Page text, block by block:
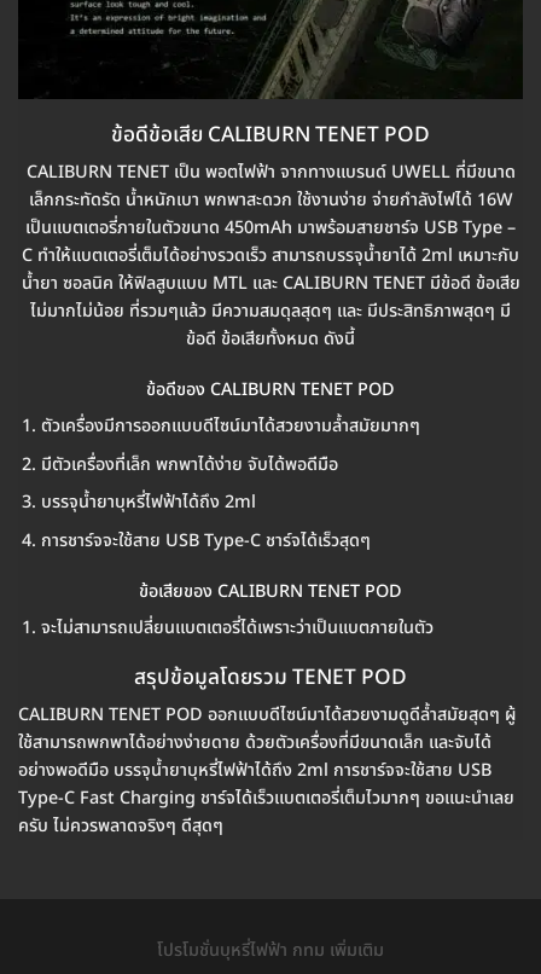
ข้อดีข้อเสีย CALIBURN TENET POD
CALIBURN TENET เป็น พอตไฟฟ้า จากทางแบรนด์ UWELL ที่มีขนาด
เล็กกระทัดรัด น้ำหนักเบา พกพาสะดวก ใช้งานง่าย จ่ายกำลังไฟได้ 16W
เป็นแบตเตอรี่ภายในตัวขนาด 450mAh มาพร้อมสายชาร์จ USB Type –
C ทำให้แบตเตอรี่เต็มได้อย่างรวดเร็ว สามารถบรรจุน้ำยาได้ 2ml เหมาะกับ
น้ำยา ซอลนิค ให้ฟิลสูบแบบ MTL และ CALIBURN TENET มีข้อดี ข้อเสีย
ไม่มากไม่น้อย ที่รวมๆแล้ว มีความสมดุลสุดๆ และ มีประสิทธิภาพสุดๆ มี
ข้อดี ข้อเสียทั้งหมด ดังนี้
ข้อดีของ CALIBURN TENET POD
ตัวเครื่องมีการออกแบบดีไซน์มาได้สวยงามล้ำสมัยมากๆ
มีตัวเครื่องที่เล็ก พกพาได้ง่าย จับได้พอดีมือ
บรรจุน้ำยาบุหรี่ไฟฟ้าได้ถึง 2ml
การชาร์จจะใช้สาย USB Type-C ชาร์จได้เร็วสุดๆ
ข้อเสียของ CALIBURN TENET POD
จะไม่สามารถเปลี่ยนแบตเตอรี่ได้เพราะว่าเป็นแบตภายในตัว
สรุปข้อมูลโดยรวม TENET POD
CALIBURN TENET POD ออกแบบดีไซน์มาได้สวยงามดูดีล้ำสมัยสุดๆ ผู้
ใช้สามารถพกพาได้อย่างง่ายดาย ด้วยตัวเครื่องที่มีขนาดเล็ก และจับได้
อย่างพอดีมือ บรรจุน้ำยาบุหรี่ไฟฟ้าได้ถึง 2ml การชาร์จจะใช้สาย USB
Type-C Fast Charging ชาร์จได้เร็วแบตเตอรี่เต็มไวมากๆ ขอแนะนำเลย
ครับ ไม่ควรพลาดจริงๆ ดีสุดๆ
โปรโมชั่นบุหรี่ไฟฟ้า กทม เพิ่มเติม